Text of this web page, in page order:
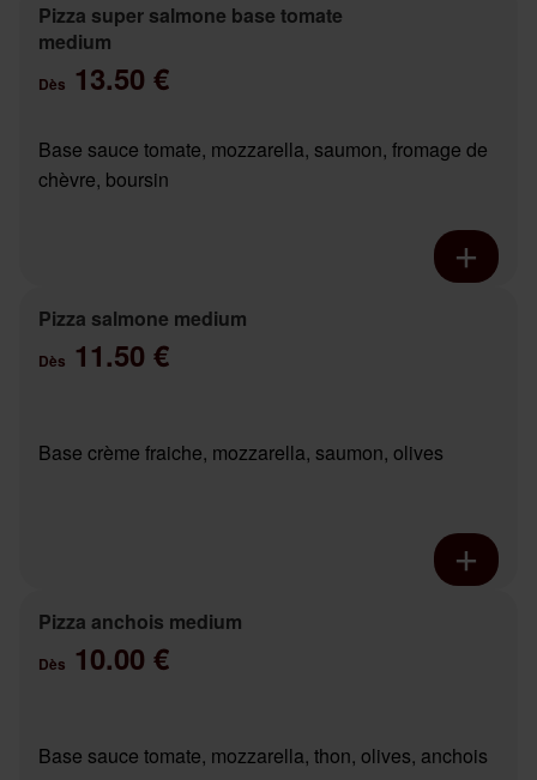
Pizza super salmone base tomate
medium
Dès 13.50 €
Base sauce tomate, mozzarella, saumon, fromage de
chèvre, boursin
Pizza salmone medium
Dès 11.50 €
Base crème fraiche, mozzarella, saumon, olives
Pizza anchois medium
Dès 10.00 €
Base sauce tomate, mozzarella, thon, olives, anchois